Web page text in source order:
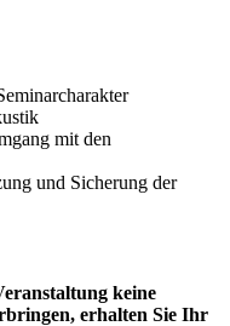
mit den
und Sicherung der
keine
erhalten Sie Ihr